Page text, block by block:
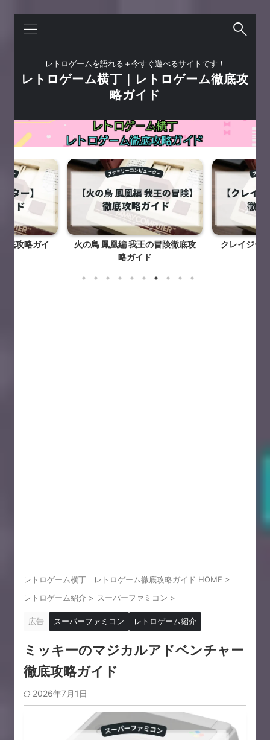
レトロゲームを語れる＋今すぐ遊べるサイトです！
レトロゲーム横丁｜レトロゲーム徹底攻
略ガイド
底攻略ガイ
火の鳥 鳳凰編 我王の冒険徹底攻
略ガイド
クレイジー
レトロゲーム横丁｜レトロゲーム徹底攻略ガイド HOME >
レトロゲーム紹介 > スーパーファミコン >
広告 スーパーファミコン レトロゲーム紹介
ミッキーのマジカルアドベンチャー
徹底攻略ガイド
2026年7月1日